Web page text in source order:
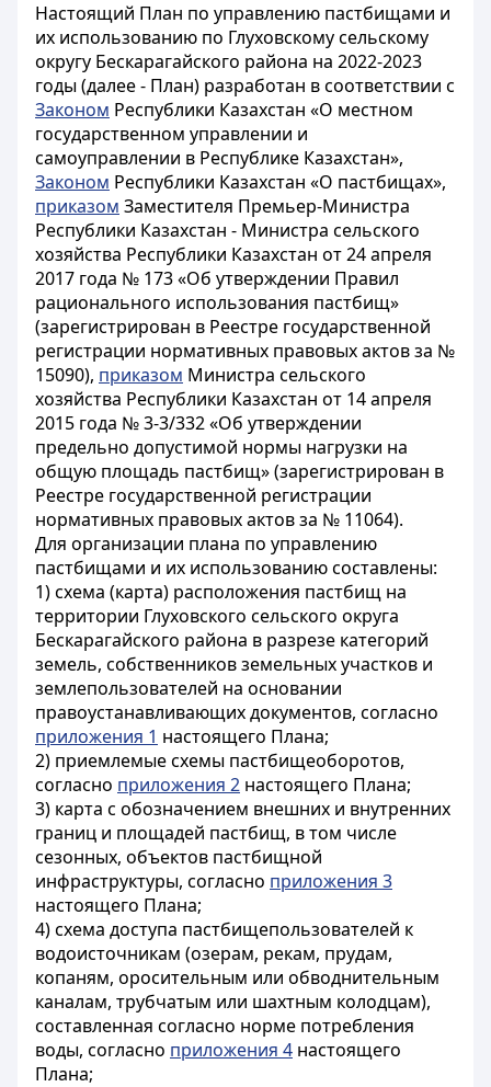
Настоящий План по управлению пастбищами и
их использованию по Глуховскому сельскому
округу Бескарагайского района на 2022-2023
годы (далее - План) разработан в соответствии с
Законом Республики Казахстан «О местном
государственном управлении и
самоуправлении в Республике Казахстан»,
Законом Республики Казахстан «О пастбищах»,
приказом Заместителя Премьер-Министра
Республики Казахстан - Министра сельского
хозяйства Республики Казахстан от 24 апреля
2017 года № 173 «Об утверждении Правил
рационального использования пастбищ»
(зарегистрирован в Реестре государственной
регистрации нормативных правовых актов за №
15090), приказом Министра сельского
хозяйства Республики Казахстан от 14 апреля
2015 года № 3-3/332 «Об утверждении
предельно допустимой нормы нагрузки на
общую площадь пастбищ» (зарегистрирован в
Реестре государственной регистрации
нормативных правовых актов за № 11064).
Для организации плана по управлению
пастбищами и их использованию составлены:
1) схема (карта) расположения пастбищ на
территории Глуховского сельского округа
Бескарагайского района в разрезе категорий
земель, собственников земельных участков и
землепользователей на основании
правоустанавливающих документов, согласно
приложения 1 настоящего Плана;
2) приемлемые схемы пастбищеоборотов,
согласно приложения 2 настоящего Плана;
3) карта с обозначением внешних и внутренних
границ и площадей пастбищ, в том числе
сезонных, объектов пастбищной
инфраструктуры, согласно приложения 3
настоящего Плана;
4) схема доступа пастбищепользователей к
водоисточникам (озерам, рекам, прудам,
копаням, оросительным или обводнительным
каналам, трубчатым или шахтным колодцам),
составленная согласно норме потребления
воды, согласно приложения 4 настоящего
Плана;